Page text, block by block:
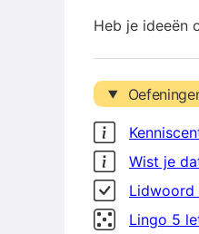
Heb je ideeën
Wist je
Lidwoord
Lingo 5